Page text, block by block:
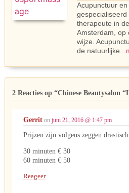
Acupunctuur
therapeute in
Amsterdam, op
wijze.
de natuurlijke
2 Reacties op “Chinese Beautysalon
Gerrit on juni 21, 2016 @ 1:47 pm
Prijzen zijn volgens zeggen
30 minuten € 30
60 minuten € 50
Reageer